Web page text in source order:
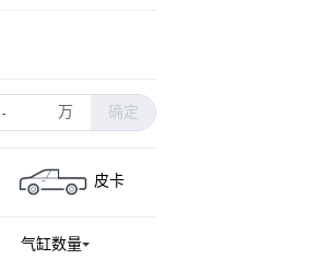
- 万 确定
皮卡
气缸数量